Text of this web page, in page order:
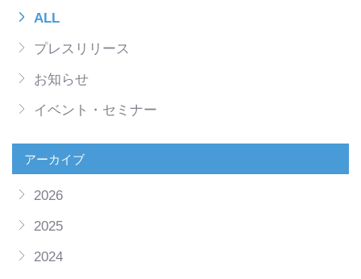
ALL
プレスリリース
お知らせ
イベント・セミナー
アーカイブ
2026
2025
2024